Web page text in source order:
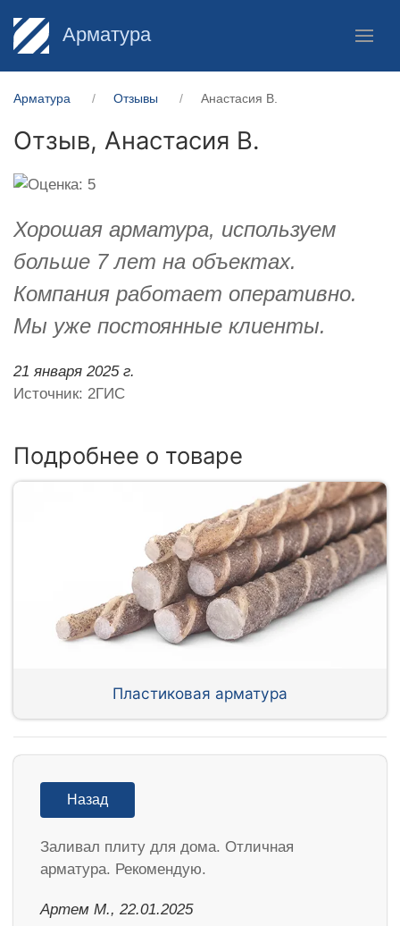
Арматура
Арматура Отзывы Анастасия В.
Отзыв, Анастасия В.
Хорошая арматура, используем
больше 7 лет на объектах.
Компания работает оперативно.
Мы уже постоянные клиенты.
21 января 2025 г.
Источник: 2ГИС
Подробнее о товаре
Пластиковая арматура
Назад
Заливал плиту для дома. Отличная
арматура. Рекомендую.
Артем М., 22.01.2025